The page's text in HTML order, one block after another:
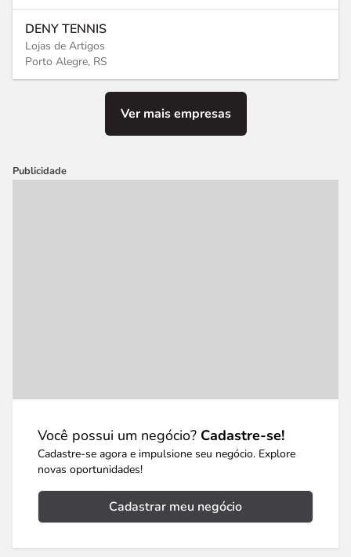
DENY TENNIS
Lojas de Artigos
Porto Alegre, RS
Ver mais empresas
Publicidade
Você possui um negócio? Cadastre-se!
Cadastre-se agora e impulsione seu negócio. Explore
novas oportunidades!
Cadastrar meu negócio